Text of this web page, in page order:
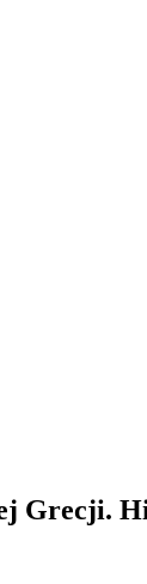
Grecji.